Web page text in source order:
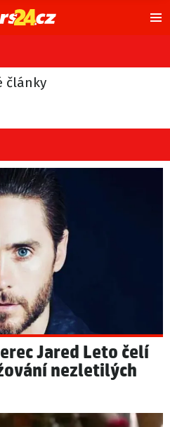
články
Jared Leto čelí
nezletilých